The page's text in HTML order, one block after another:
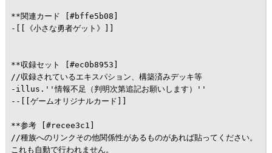
**関連カード [#bffe5b08]
-[[《小さな勇者ゲット》]]
**収録セット [#ec0b8953]
//収録されているエキスパション、構築済みデッキ等
-illus.''情報不足（判明次第追記お願いします）''
--[[ゲームオリジナルカード]]
**参考 [#recee3c1]
//種族へのリンクその他関係性があるものがあれば貼ってください。
これも自動で行われません。